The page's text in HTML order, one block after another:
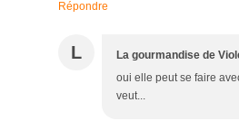
Répondre
L La gourmandise de
oui elle peut se faire
veut...